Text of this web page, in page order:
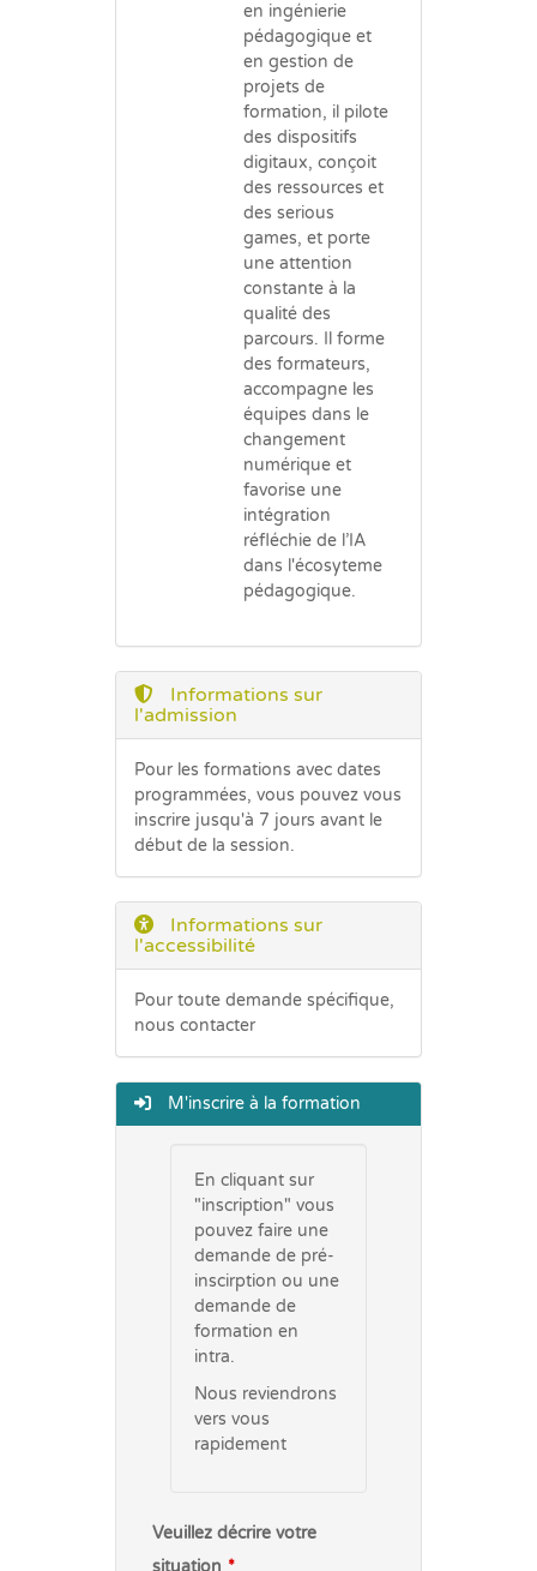
en ingénierie
pédagogique et
en gestion de
projets de
formation, il pilote
des dispositifs
digitaux, conçoit
des ressources et
des serious
games, et porte
une attention
constante à la
qualité des
parcours. Il forme
des formateurs,
accompagne les
équipes dans le
changement
numérique et
favorise une
intégration
réfléchie de l’IA
dans l'écosyteme
pédagogique.
Informations sur
l'admission
Pour les formations avec dates
programmées, vous pouvez vous
inscrire jusqu'à 7 jours avant le
début de la session.
Informations sur
l'accessibilité
Pour toute demande spécifique,
nous contacter
M'inscrire à la formation
En cliquant sur
"inscription" vous
pouvez faire une
demande de pré-
inscirption ou une
demande de
formation en
intra.
Nous reviendrons
vers vous
rapidement
Veuillez décrire votre
situation